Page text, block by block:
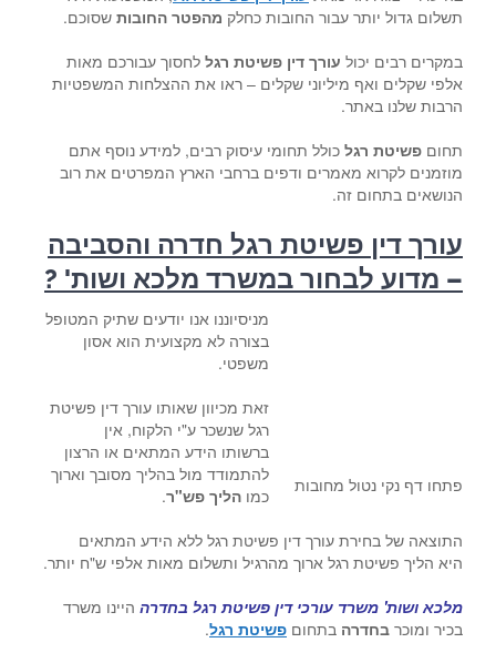
תשלום גדול יותר עבור החובות כחלק מהפטר החובות שסוכם.
במקרים רבים יכול עורך דין פשיטת רגל לחסוך עבורכם מאות
אלפי שקלים ואף מיליוני שקלים – ראו את ההצלחות המשפטיות
הרבות שלנו באתר.
תחום פשיטת רגל כולל תחומי עיסוק רבים, למידע נוסף אתם
מוזמנים לקרוא מאמרים ודפים ברחבי הארץ המפרטים את רוב
הנושאים בתחום זה.
עורך דין פשיטת רגל חדרה והסביבה
– מדוע לבחור במשרד מלכא ושות' ?
פתחו דף נקי נטול מחובות
מניסיוננו אנו יודעים שתיק המטופל
בצורה לא מקצועית הוא אסון
משפטי.
זאת מכיוון שאותו עורך דין פשיטת
רגל שנשכר ע"י הלקוח, אין
ברשותו הידע המתאים או הרצון
להתמודד מול בהליך מסובך וארוך
כמו הליך פש"ר.
התוצאה של בחירת עורך דין פשיטת רגל ללא הידע המתאים
היא הליך פשיטת רגל ארוך מהרגיל ותשלום מאות אלפי ש"ח יותר.
מלכא ושות' משרד עורכי דין פשיטת רגל בחדרה היינו משרד
בכיר ומוכר בחדרה בתחום פשיטת רגל.